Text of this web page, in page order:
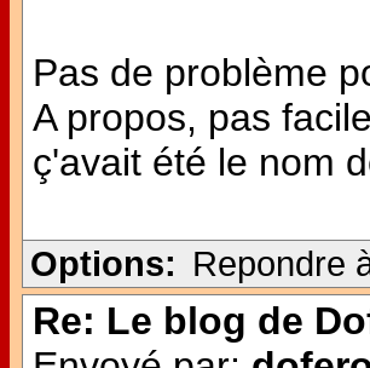
Pas de problème
A propos, pas
ç'avait été le nom
Options: Repondre
Re: Le blog de